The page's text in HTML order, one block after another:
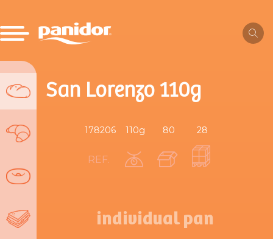
San Lorenzo 110g
REF.
178206 110g 80 28
individual pan